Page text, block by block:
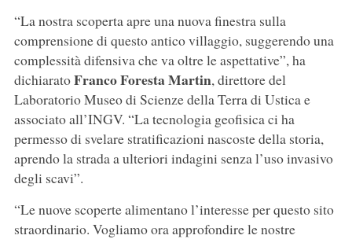
“La nostra scoperta apre una nuova finestra sulla
comprensione di questo antico villaggio, suggerendo una
complessità difensiva che va oltre le aspettative”, ha
dichiaratoFranco Foresta Martin, direttore del
Laboratorio Museo di Scienze della Terra di Ustica e
associato all’INGV. “La tecnologia geofisica ci ha
permesso di svelare stratificazioni nascoste della storia,
aprendo la strada a ulteriori indagini senza l’uso invasivo
degli scavi”.
“Le nuove scoperte alimentano l’interesse per questo sito
straordinario. Vogliamo ora approfondire le nostre